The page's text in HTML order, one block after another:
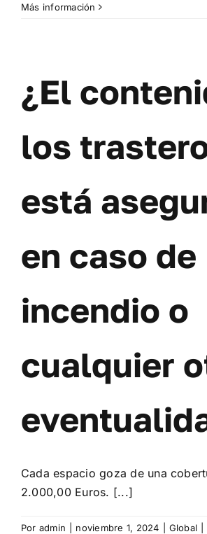
Más información
¿El
los
está
en caso de
incendio o
cualquier
Cada espacio goza de una
2.000,00 Euros. [...]
Por admin noviembre 1, 2024 Global